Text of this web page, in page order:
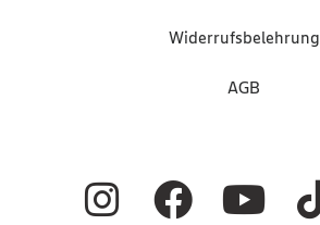
Widerrufsbelehrung
AGB